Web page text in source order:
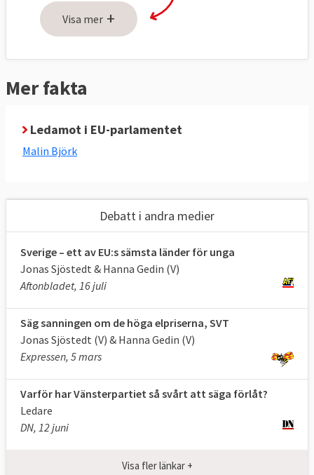
EU ska förändras – inte klimatet
Mänskliga rättigheter och solidaritet –
Schyssta arbetsvillkor – inte
Ett demokratiskt Europa – inte styrt av
lobbyister
Läs mer
Visa mer +
Mer fakta
Ledamot i EU-parlamentet
Malin Björk
Debatt i andra medier
Sverige – ett av EU:s sämsta länder för unga
Jonas Sjöstedt & Hanna Gedin (V)
Aftonbladet, 16 juli
Säg sanningen om de höga elpriserna, SVT
Jonas Sjöstedt (V) & Hanna Gedin (V)
Expressen, 5 mars
Varför har Vänsterpartiet så svårt att säga förlåt?
Ledare
DN, 12 juni
Visa fler länkar +